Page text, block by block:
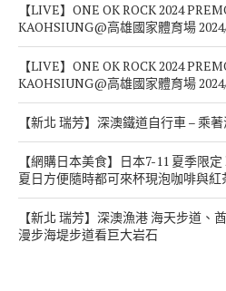
【LIVE】ONE OK ROCK 2024
KAOHSIUNG@高雄國家體育場
【LIVE】ONE OK ROCK 2024
KAOHSIUNG@高雄國家體育場
【新北 瑞芳】深澳鐵道自行車 – 乘
【網購日本美食】日本7-11 夏季限
夏日方便隨時都可來杯現泡咖啡與紅
【新北 瑞芳】深澳漁港 海天步道、
漫步海堤步道看巨大岩石